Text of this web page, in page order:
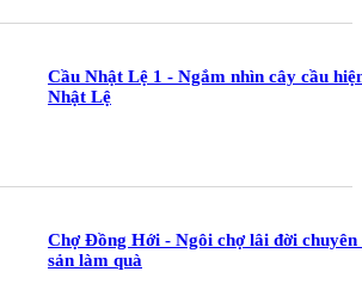
Cầu Nhật Lệ 1 - Ngắm nhìn cây cầu
Nhật Lệ
Chợ Đồng Hới - Ngôi chợ lâi đời chuyên
sản làm quà